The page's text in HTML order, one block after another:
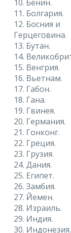
10. Бенин.
11. Болгария.
12. Босния и
Герцеговина.
13. Бутан.
14.
15. Венгрия.
16. Вьетнам.
17. Габон.
18. Гана.
19. Гвинея.
20. Германия.
21. Гонконг.
22. Греция.
23. Грузия.
24. Дания.
25. Египет.
26. Замбия.
27. Йемен.
28. Израиль.
29. Индия.
30. Индонезия.